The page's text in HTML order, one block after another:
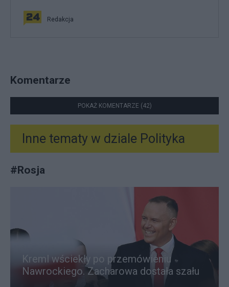
Redakcja
Komentarze
POKAŻ KOMENTARZE (42)
Inne tematy w dziale Polityka
#Rosja
Kreml wściekły po przemówieniu
Nawrockiego. Zacharowa dostała szału